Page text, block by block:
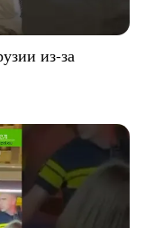
из-за